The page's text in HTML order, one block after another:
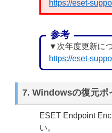
https://eset-
参考
▼次年度更新に
https://eset-
7. Windowsの復元ポ
ESET Endpoint
い。